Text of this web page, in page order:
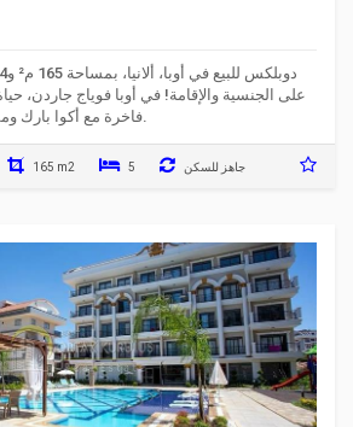
للحصول
على الجنسية والإقامة! في أوبا فوياج جاردن،
فاخرة مع أكوا بارك ومسبح داخلي في انتظارك.
165 m2 5 جاهز للسكن